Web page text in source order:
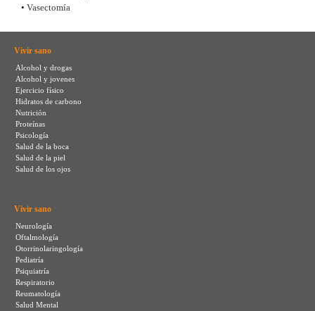
• Vasectomía
Vivir sano
Alcohol y drogas
Alcohol y jovenes
Ejercicio físico
Hidratos de carbono
Nutrición
Proteínas
Psicología
Salud de la boca
Salud de la piel
Salud de los ojos
Vivir sano
Neurología
Oftalmología
Otorrinolaringología
Pediatría
Psiquiatría
Respiratorio
Reumatología
Salud Mental